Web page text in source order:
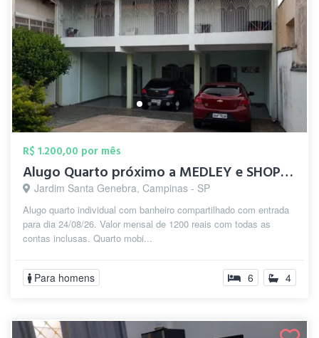
R$ 1.200,00 por mês
Alugo Quarto próximo a MEDLEY e SHOPPIN...
Jardim Santa Genebra, Campinas - SP
Alugo quarto individual com banheiro compartilhado com entrada
para dia 24/08/26. Valor mensal de 1200 reais com todas as
contas inclusas. Quarto mobi...
Para homens 6 4